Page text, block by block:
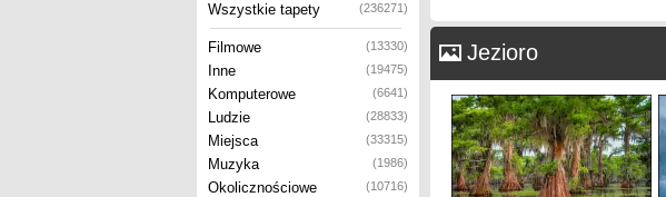
Wszystkie tapety (236271)
Filmowe (13330)
Inne (19475)
Komputerowe (6641)
Ludzie (28833)
Miejsca (33315)
Muzyka (1986)
Okolicznościowe (10716)
Jezioro